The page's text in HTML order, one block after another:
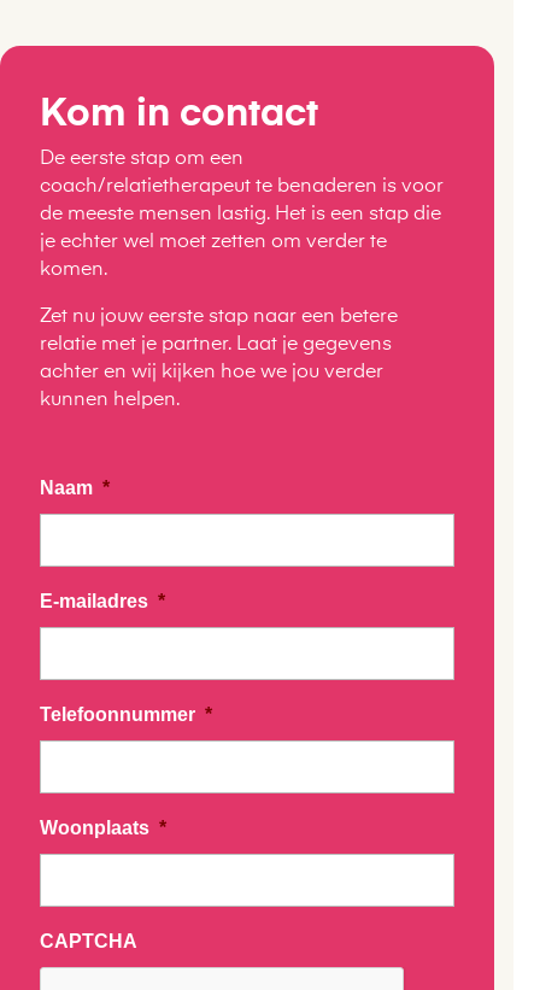
Kom in contact
De eerste stap om een
coach/relatietherapeut te benaderen is voor
de meeste mensen lastig. Het is een stap die
je echter wel moet zetten om verder te
komen.
Zet nu jouw eerste stap naar een betere
relatie met je partner. Laat je gegevens
achter en wij kijken hoe we jou verder
kunnen helpen.
Naam *
E-mailadres *
Telefoonnummer *
Woonplaats *
CAPTCHA